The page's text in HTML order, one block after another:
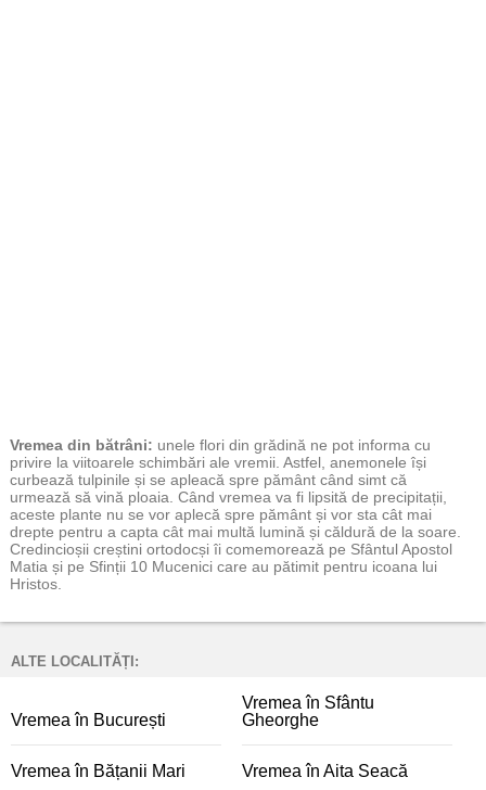
Vremea din bătrâni: unele flori din grădină ne pot informa cu
privire la viitoarele schimbări ale vremii. Astfel, anemonele își
curbează tulpinile și se apleacă spre pământ când simt că
urmează să vină ploaia. Când vremea va fi lipsită de precipitații,
aceste plante nu se vor aplecă spre pământ și vor sta cât mai
drepte pentru a capta cât mai multă lumină și căldură de la soare.
Credincioșii creștini ortodocși îi comemorează pe Sfântul Apostol
Matia și pe Sfinții 10 Mucenici care au pătimit pentru icoana lui
Hristos.
ALTE LOCALITĂȚI:
Vremea în București
Vremea în Sfântu
Gheorghe
Vremea în Bățanii Mari Vremea în Aita Seacă